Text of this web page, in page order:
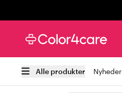
Alle produkter Nyheder